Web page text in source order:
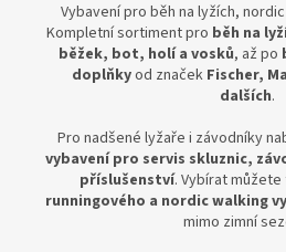
Vybavení pro běh na lyžích,
Kompletní sortiment pro běh na
běžek, bot, holí a vosků, až po
doplňkyod značek Fischer,
dalších.
Pro nadšené lyžaře i závodníky
vybavení pro servis skluznic,
příslušenství. Vybírat
runningového a nordic walking
mimo zimní